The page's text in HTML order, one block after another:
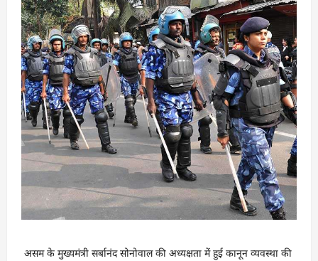
असम के मुख्यमंत्री सर्बानंद सोनोवाल की अध्यक्षता में हुई कानून व्यवस्था की